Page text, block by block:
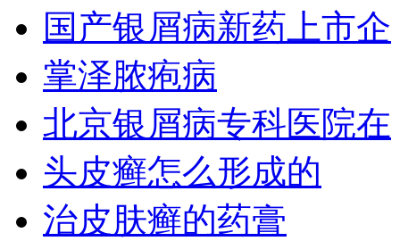
国产银屑病新药上市企
掌泽脓疱病
北京银屑病专科医院在
头皮癣怎么形成的
治皮肤癣的药膏